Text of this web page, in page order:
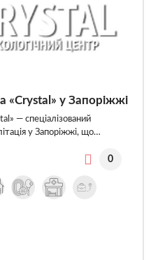
«Crystal» у Запоріжжі
— спеціалізований
у Запоріжжі, що…
0